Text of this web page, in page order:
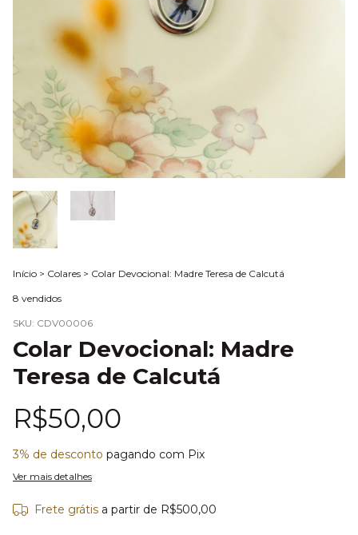
Início > Colares > Colar Devocional: Madre Teresa de Calcutá
8 vendidos
SKU: CDV00006
Colar Devocional: Madre
Teresa de Calcutá
R$50,00
3% de desconto pagando com Pix
Ver mais detalhes
Frete grátis a partir de R$500,00